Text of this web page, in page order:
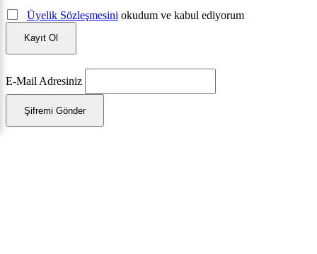
Üyelik Sözleşmesini okudum ve kabul ediyorum
Kayıt Ol
E-Mail Adresiniz
Şifremi Gönder